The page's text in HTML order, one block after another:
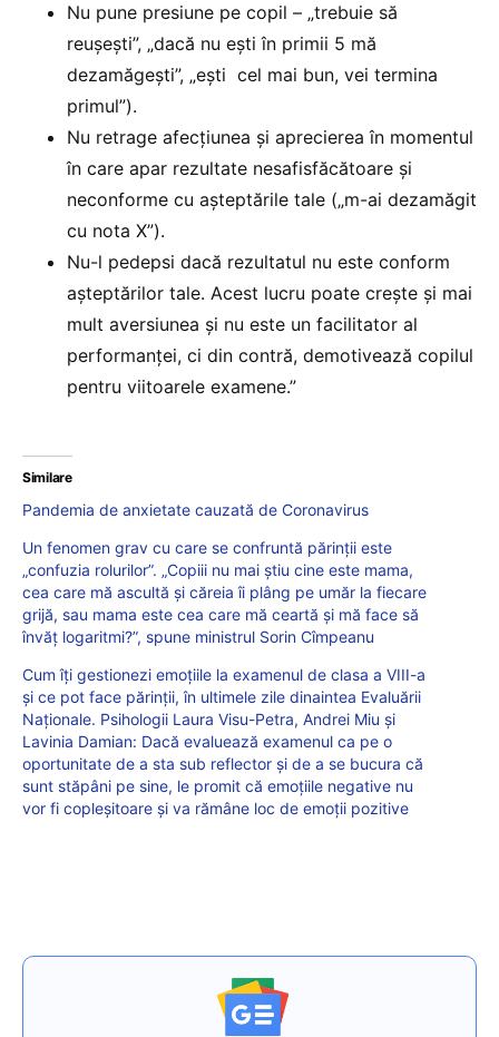
Nu pune presiune pe copil – „trebuie să
reuşeşti”, „dacă nu eşti în primii 5 mă
dezamăgeşti”, „eşti cel mai bun, vei termina
primul”).
Nu retrage afecţiunea şi aprecierea în momentul
în care apar rezultate nesafisfăcătoare și
neconforme cu așteptările tale („m-ai dezamăgit
cu nota X”).
Nu-l pedepsi dacă rezultatul nu este conform
așteptărilor tale. Acest lucru poate creşte și mai
mult aversiunea şi nu este un facilitator al
performanţei, ci din contră, demotivează copilul
pentru viitoarele examene.”
Similare
Pandemia de anxietate cauzată de Coronavirus
Un fenomen grav cu care se confruntă părinții este
„confuzia rolurilor”. „Copiii nu mai știu cine este mama,
cea care mă ascultă și căreia îi plâng pe umăr la fiecare
grijă, sau mama este cea care mă ceartă și mă face să
învăț logaritmi?”, spune ministrul Sorin Cîmpeanu
Cum îți gestionezi emoțiile la examenul de clasa a VIII-a
și ce pot face părinții, în ultimele zile dinaintea Evaluării
Naționale. Psihologii Laura Visu-Petra, Andrei Miu și
Lavinia Damian: Dacă evaluează examenul ca pe o
oportunitate de a sta sub reflector și de a se bucura că
sunt stăpâni pe sine, le promit că emoțiile negative nu
vor fi copleșitoare și va rămâne loc de emoții pozitive